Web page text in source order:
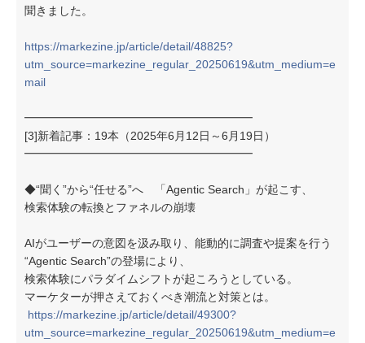
聞きました。
https://markezine.jp/article/detail/48825?
utm_source=markezine_regular_20250619&utm_medium=e
mail
━━━━━━━━━━━━━━━━━━━━
[3]新着記事：19本（2025年6月12日～6月19日）
━━━━━━━━━━━━━━━━━━━━
◆“聞く”から“任せる”へ 「Agentic Search」が起こす、
検索体験の転換とファネルの崩壊
AIがユーザーの意図を汲み取り、能動的に調査や提案を行う
“Agentic Search”の登場により、
検索体験にパラダイムシフトが起ころうとしている。
マーケターが押さえておくべき潮流と対策とは。
https://markezine.jp/article/detail/49300?
utm_source=markezine_regular_20250619&utm_medium=e